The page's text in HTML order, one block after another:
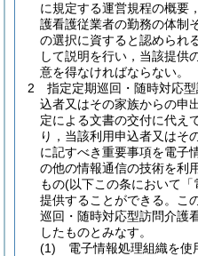
に規定する運営規程の概要
護看護従業者の勤務の体制
の選択に資すると認められ
して説明を行い，当該提供
意を得なければならない。
2
指定定期巡回・随時対応
込者又はその家族からの申
定による文書の交付に代え
り，当該利用申込者又はそ
に記すべき重要事項を電子
の他の情報通信の技術を利
もの(以下この条において
提供することができる。
こ
巡回・随時対応型訪問介護
したものとみなす。
(1)
電子情報処理組織を使